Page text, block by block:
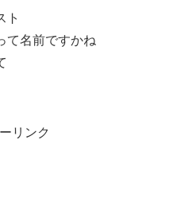
ト
て名前ですかね
リンク